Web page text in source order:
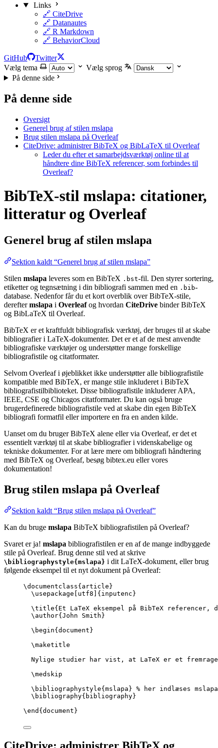
Links
🔗 CiteDrive
🔗 Datanautes
🔗 R Markdown
🔗 BehaviorCloud
GitHub
Twitter
Vælg tema
Vælg sprog
På denne side
På denne side
Oversigt
Generel brug af stilen mslapa
Brug stilen mslapa på Overleaf
CiteDrive: administrer BibTeX og BibLaTeX til Overleaf
Leder du efter et samarbejdsværktøj online til at
håndtere dine BibTeX referencer, som forbindes til
Overleaf?
BibTeX-stil mslapa: citationer,
litteratur og Overleaf
Generel brug af stilen mslapa
Sektion kaldt “Generel brug af stilen mslapa”
Stilen mslapa leveres som en BibTeX .bst-fil. Den styrer sortering,
etiketter og tegnsætning i din bibliografi sammen med en .bib-
database. Nedenfor får du et kort overblik over BibTeX-stile,
dereftermslapa i Overleafog hvordan CiteDrive binder BibTeX
og BibLaTeX til Overleaf.
BibTeX er et kraftfuldt bibliografisk værktøj, der bruges til at skabe
bibliografier i LaTeX-dokumenter. Det er et af de mest anvendte
bibliografiske værktøjer og understøtter mange forskellige
bibliografistile og citatformater.
Selvom Overleaf i øjeblikket ikke understøtter alle bibliografistile
kompatible med BibTeX, er mange stile inkluderet i BibTeX
bibliografistilbiblioteket. Disse bibliografistile inkluderer APA,
IEEE, CSE og Chicagos citatformater. Du kan også bruge
brugerdefinerede bibliografistile ved at skabe din egen BibTeX
bibliografi formatfil eller importere en fra en anden kilde.
Uanset om du bruger BibTeX alene eller via Overleaf, er det et
essentielt værktøj til at skabe bibliografier i videnskabelige og
tekniske dokumenter. For at lære mere om bibliografi håndtering
med BibTeX og Overleaf, besøg bibtex.eu eller vores
dokumentation!
Brug stilen mslapa på Overleaf
Sektion kaldt “Brug stilen mslapa på Overleaf”
Kan du bruge mslapa BibTeX bibliografistilen på Overleaf?
Svaret er ja! mslapa bibliografistilen er en af de mange indbyggede
stile på Overleaf. Brug denne stil ved at skrive
\bibliographystyle{mslapa} i dit LaTeX-dokument, eller brug
følgende eksempel til et nyt dokument på Overleaf:
\documentclass{ article }
\usepackage
utf8 ]{ inputenc }
\title{Et LaTeX eksempel på BibTeX
\author{John Smith}
\begin{ document }
\maketitle
Nylige studier har vist, at LaTeX er et
\medskip
\bibliographystyle{mslapa} % her indlæses
\bibliography{bibliography}
\end { document }